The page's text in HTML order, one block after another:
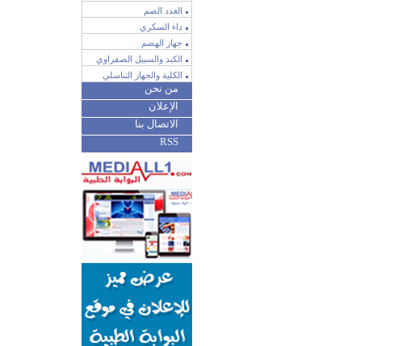
الغدد الصم
داء السكري
جهاز الهضم
الكبد والسبيل الصفراوي
الكلية والجهاز التناسلي
من نحن
الإعلان
الاتصال بنا
RSS